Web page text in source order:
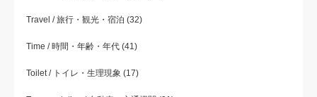
Travel / 旅行・観光・宿泊 (32)
Time / 時間・年齢・年代 (41)
Toilet / トイレ・生理現象 (17)